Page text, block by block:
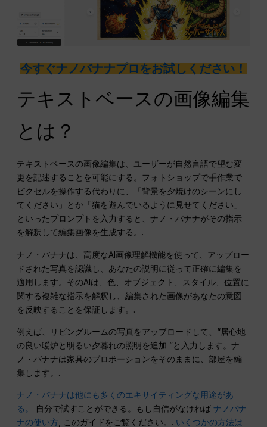
今すぐナノバナナプロをお試しください！
テキストベースの画像編集
とは？
テキストベースの画像編集は、ユーザーが自然言語で望む変
更を記述することを可能にする。フォトショップで手作業で
ピクセルを操作する代わりに、「背景を夕焼けのシーンにし
てください」とか「猫を遊んでいるように見せてください」
といったプロンプトを入力すると、ナノ・バナナがその指示
を解釈して編集画像を生成する。.
ナノ・バナナは、高度なAI画像理解機能を使って、アップロー
ドされた写真を認識し、あなたの説明に従って正確に編集を
適用します。そのAIは、色、オブジェクト、スタイル、位置に
関する複雑な指示を解釈し、編集された画像があなたの意図
を反映することを保証します。.
例えば、リビングルームの写真をアップロードして、“居心地
の良い暖炉と明るい夕暮れの照明を追加 ”と入力します。ナ
ノ・バナナは家具のプロポーションをそのままに、部屋を編
集します。.
ナノ・バナナは他にも多くのエキサイティングな用途があ
る。
自分で試すことができる。もし自信がなければ ナノバナ
ナの使い方, このガイドをご覧ください。. いくつかの方法は